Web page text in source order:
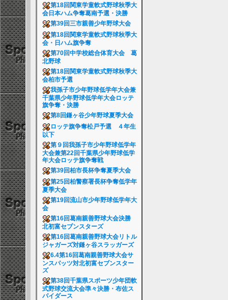
第18回関東学童軟式野球秋季大
会日本ハム争奪葛南予選・決勝
第39回三市親善少年野球大会
第18回関東学童軟式野球秋季大
会・日ハム旗争奪
第70回中学校総合体育大会 葛
北野球
第18回関東学童軟式野球秋季大
会柏市予選
我孫子市少年野球低学年大会兼
千葉県少年野球低学年大会ロッテ
旗争奪・決勝
第8回鎌ヶ谷少年野球夏季大会
ロッテ旗争奪松戸予選 ４年生
以下
第９回我孫子市少年野球低学年
大会兼第22回千葉県少年野球低学
年大会ロッテ旗争奪戦
第39回柏市長杯争奪夏季大会
第25回柏警察署長杯争奪低学年
夏季大会
第19回流山市少年野球低学年大
会
第16回葛南親善野球大会決勝
北初富セブンスターズ
第16回葛南親善野球大会リトル
ジャガーズ対鎌ヶ谷スラッガーズ
6.4第16回葛南親善野球大会サ
ンスパッツ対北初富セブンスター
ズ
第38回千葉県スポーツ少年団軟
式野球交流大会準々決勝・布佐ス
パイダース